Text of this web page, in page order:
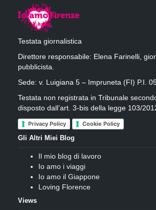
Testata giornalistica
Direttore responsabile: Elena Farinelli,
pubblicista.
Sede: v. Luigiana 5 – Impruneta (FI) P.I.
Testata non registrata in Tribunale
disposto dall’art. 3-bis della legge 103/
Privacy Policy Cookie Policy
Gli Altri Miei Blog
Il mio blog di lavoro
Io amo i viaggi
Io amo il Giappone
Loving Florence
Views